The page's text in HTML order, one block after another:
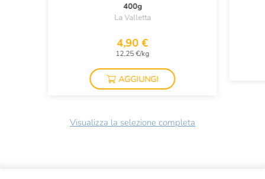
400g
La Valletta
4,90 €
12,25 €/kg
AGGIUNGI
Visualizza la selezione completa